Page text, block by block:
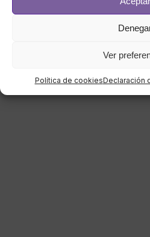
Ver
Política de cookiesDeclaración